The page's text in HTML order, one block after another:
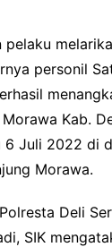
pelaku
personil
Kab.
6 Juli 2022 di
Morawa.
Deli
SIK